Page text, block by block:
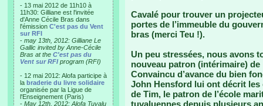
- 13 mai 2012 de 11h10 à
11h30: Gilliane est l'invitée
d'Anne Cécile Bras dans
l'émission C'est pas du Vent
sur RFI
- may 13th, 2012: Gilliane Le
Gallic invited by Anne-Cécile
Bras at the C'est pas du
Vent sur RFI program (RFI)
- 12 mai 2012: Alofa participe à
la braderie du livre solidaire
organisée par la Ligue de
l'Enseignement (Paris)
- May 12th, 2012: Alofa Tuvalu
Cavalé pour trouver un
portes de l’immeuble du
bras (merci Teu !).
Un peu stressées, nous avons
nouveau patron (intérimaire)
Convaincu d’avance du bien
John Hensford lui ont décrit
de Tim, le patron de l’école
tuvaluennes depuis plusieurs